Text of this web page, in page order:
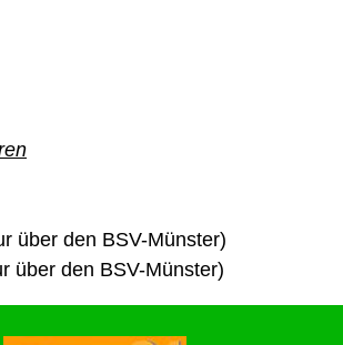
über den BSV-Münster)
über den BSV-Münster)